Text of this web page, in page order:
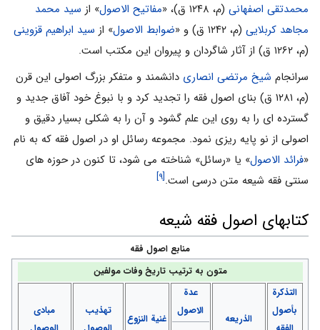
محمدتقی اصفهانی (م، ۱۲۴۸ ق)، « مفاتیح الاصول‌» از سید محمد
مجاهد کربلایی (م، ۱۲۴۲ ق) و « ضوابط الاصول» از سید ابراهیم قزوینی
(م، ۱۲۶۲ ق) از آثار شاگردان و پیروان این مکتب است.
سرانجام شیخ مرتضی انصاری دانشمند و متفکر بزرگ اصولی این قرن
(م، ۱۲۸۱ ق) بنای اصول فقه را تجدید کرد و با نبوغ خود آفاق جدید و
گسترده ای را به روی این علم گشود و آن را به شکلی بسیار دقیق و
اصولی از نو پایه ریزی نمود. مجموعه رسائل او در اصول فقه که به نام
«فرائد الاصول» یا «رسائل» شناخته می شود، تا کنون در حوزه های
سنتی فقه شیعه متن درسی است.[۹]
کتابهای اصول فقه شیعه
منابع اصول فقه
متون به ترتیب تاریخ وفات مولفین
التذکرة
بأصول
الذریعه
عدة
الاصول
غنیة النزوع
تهذیب
مبادی